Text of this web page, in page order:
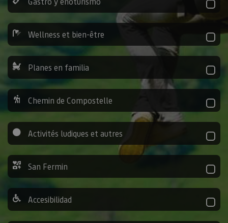
Wellness et bien-être
Planes en familia
Chemin de Compostelle
Activités ludiques et autres
San Fermin
Accesibilidad